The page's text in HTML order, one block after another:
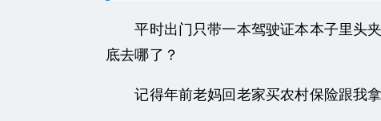
平时出门只带一本驾驶证本本子里头夹
底去哪了？
记得年前老妈回老家买农村保险跟我拿